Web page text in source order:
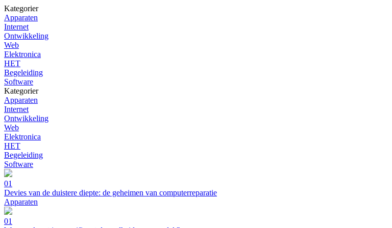
Kategorier
Apparaten
Internet
Ontwikkeling
Web
Elektronica
HET
Begeleiding
Software
Kategorier
Apparaten
Internet
Ontwikkeling
Web
Elektronica
HET
Begeleiding
Software
01
Devies van de duistere diepte: de geheimen van computerreparatie
Apparaten
01